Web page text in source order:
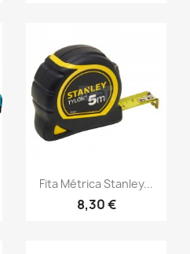
Fita Métrica Stanley...
8,30 €